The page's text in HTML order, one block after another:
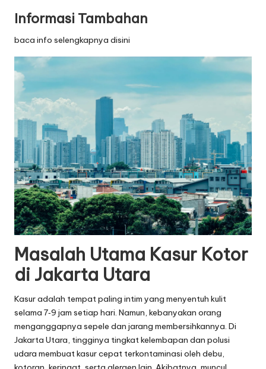
Informasi Tambahan
baca info selengkapnya disini
Masalah Utama Kasur Kotor
di Jakarta Utara
Kasur adalah tempat paling intim yang menyentuh kulit
selama 7‑9 jam setiap hari. Namun, kebanyakan orang
menganggapnya sepele dan jarang membersihkannya. Di
Jakarta Utara, tingginya tingkat kelembapan dan polusi
udara membuat kasur cepat terkontaminasi oleh debu,